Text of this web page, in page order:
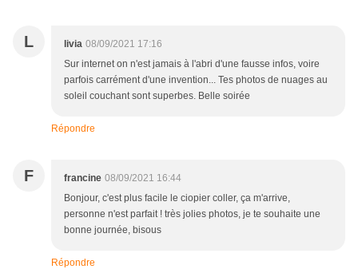
L livia 08/09/2021 17:16
Sur internet on n'est jamais à l'abri d'une fausse infos, voire
parfois carrément d'une invention... Tes photos de nuages au
soleil couchant sont superbes. Belle soirée
Répondre
F francine 08/09/2021 16:44
Bonjour, c'est plus facile le ciopier coller, ça m'arrive,
personne n'est parfait ! très jolies photos, je te souhaite une
bonne journée, bisous
Répondre